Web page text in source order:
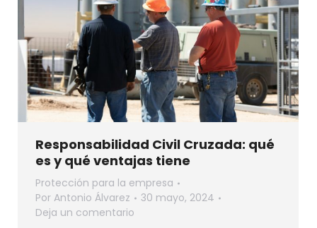
Responsabilidad Civil Cruzada: qué
es y qué ventajas tiene
Protección para la empresa
Por Antonio Álvarez
30 mayo, 2024
Deja un comentario